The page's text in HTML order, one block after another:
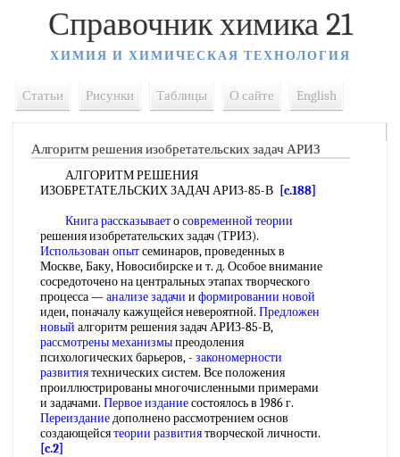
Справочник химика 21
ХИМИЯ И ХИМИЧЕСКАЯ ТЕХНОЛОГИЯ
Статьи Рисунки Таблицы О сайте English
Алгоритм решения изобретательских задач АРИЗ
АЛГОРИТМ РЕШЕНИЯ
ИЗОБРЕТАТЕЛЬСКИХ ЗАДАЧ АРИЗ-85-В [c.188]
Книга рассказываетосовременной теории
решения изобретательских задач (ТРИЗ).
Использован опытсеминаров, проведенных в
Москве, Баку, Новосибирске и т. д. Особое внимание
сосредоточено на центральных этапах творческого
процесса —анализе задачи и формировании новой
идеи, поначалу кажущейся невероятной. Предложен
новый алгоритм решения задач АРИЗ-85-В,
рассмотрены механизмыпреодоления
психологических барьеров, - закономерности
развитиятехнических систем. Все положения
проиллюстрированы многочисленными примерами
и задачами. Первое изданиесостоялось в 1986 г.
Переизданиедополнено рассмотрением основ
создающейсятеории развитиятворческой личности.
[c.2]